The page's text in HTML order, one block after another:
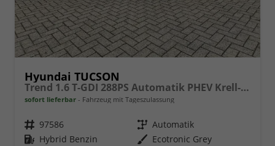
Hyundai TUCSON
Trend 1.6 T-GDI 288PS Automatik PHEV Krell-Sound Teill-Leder elektr. Heckklappe ACC Klimaautomatik Sitzheizung Lenkrandheizung Navi PDC v+h Rückf.Kamera Apple CarPlay + Android Auto 2xKeyless 19-LM vollelektr. Reichweite 68KM
sofort lieferbar Fahrzeug mit Tageszulassung
Fahrzeugnr. 97586 Getriebe Automatik
Kraftstoff Hybrid Benzin Außenfarbe Ecotronic Grey